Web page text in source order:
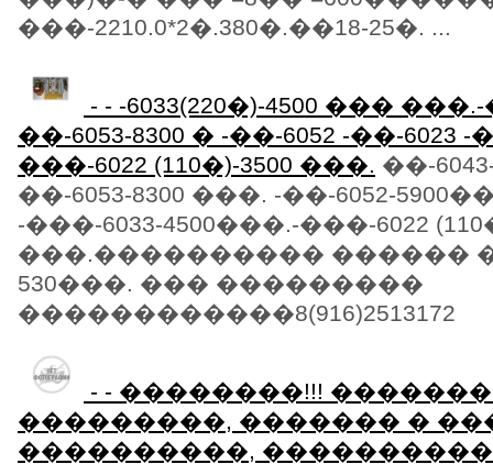
���-2210.0*2�.380�.��18-25�. ...
- - -6033(220�)-4500 ��� ���.-
��-6053-8300 � -��-6052 -��-6023 -
���-6022 (110�)-3500 ���. ��-
��-6053-8300 ���. -��-6052-
-���-6033-4500���.-���-6022
���.���������� ������ �
530���. ��� ���������
������������8(916)2513172
- - ��������!!!
���������, ������� �
����������, ����������